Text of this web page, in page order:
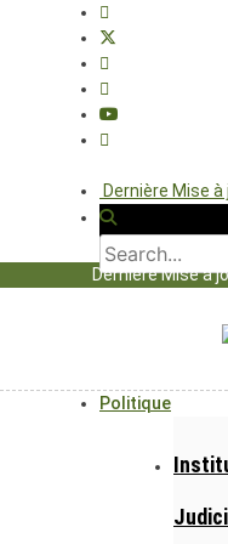
Dernière Mise
Dernière Mise à
Politique